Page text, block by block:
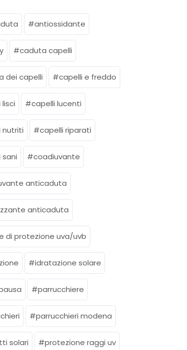
antiossidante
caduta capelli
dei capelli capelli e freddo
capelli lucenti
nutriti capelli riparati
sani coadiuvante
anticaduta
anticaduta
di protezione uva/uvb
idratazione solare
parrucchiere
parrucchieri modena
solari protezione raggi uv